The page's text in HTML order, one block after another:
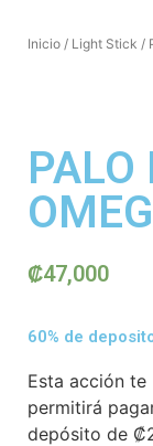
Inicio / Light Stick /
PALO
₡47,000
60% de
Esta acción te
permitirá
depósito de ₡